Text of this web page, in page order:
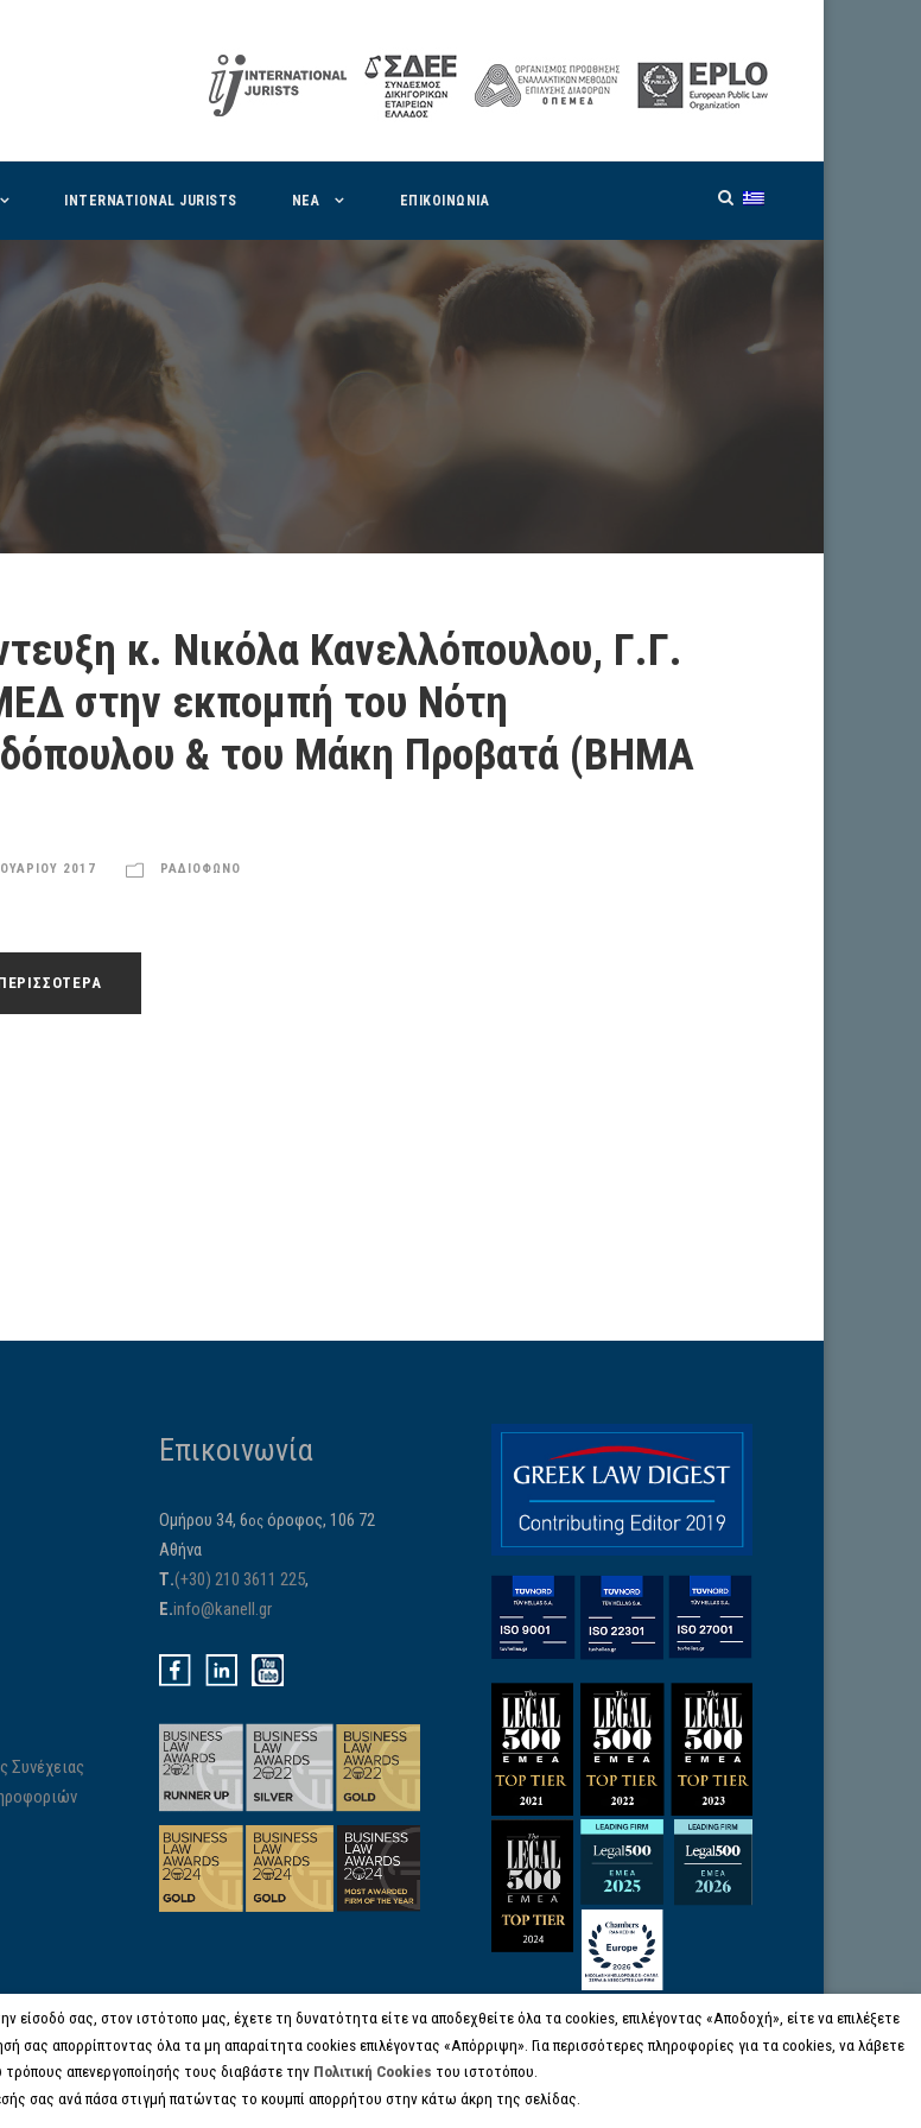
INTERNATIONAL JURISTS ΝΕΑ ΕΠΙΚΟΙΝΩΝΙΑ
κ. Νικόλα Κανελλόπουλου, Γ.Γ.
στην εκπομπή του Νότη
& του Μάκη Προβατά (ΒΗΜΑ
2017 ΡΑΔΙΟΦΩΝΟ
Συνέχειας
Επικοινωνία
Ομήρου 34, 6ος όροφος, 106 72
Αθήνα
Τ.(+30) 210 3611 225,
E.info@kanell.gr
σας, στον ιστότοπο μας, έχετε τη δυνατότητα είτε να αποδεχθείτε όλα τα cookies, επιλέγοντας «Αποδοχή», είτε να επιλέξετε
σας απορρίπτοντας όλα τα μη απαραίτητα cookies επιλέγοντας «Απόρριψη». Για περισσότερες πληροφορίες για τα cookies, να λάβετε
απενεργοποίησής τους διαβάστε την Πολιτική Cookies του ιστοτόπου.
σας ανά πάσα στιγμή πατώντας το κουμπί απορρήτου στην κάτω άκρη της σελίδας.